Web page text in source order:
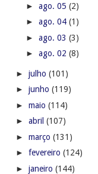
► ago. 05 (2)
► ago. 04 (1)
► ago. 03 (3)
► ago. 02 (8)
► julho (101)
► junho (119)
► maio (114)
► abril (107)
► março (131)
► fevereiro (124)
► janeiro (144)